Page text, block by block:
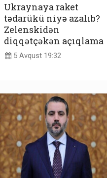
Ukraynaya raket
tədarükü niyə azalıb?
Zelenskidən
diqqətçəkən açıqlama
5 Avqust 19:32